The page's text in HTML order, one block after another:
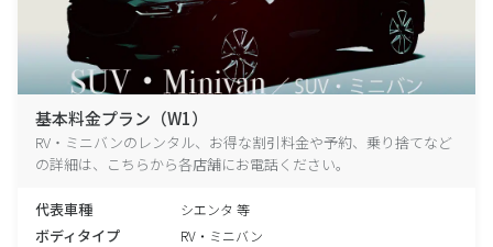
基本料金プラン（W1）
RV・ミニバンのレンタル、お得な割引料金や予約、乗り捨てなど
の詳細は、こちらから各店舗にお電話ください。
代表車種 シエンタ 等
ボディタイプ RV・ミニバン